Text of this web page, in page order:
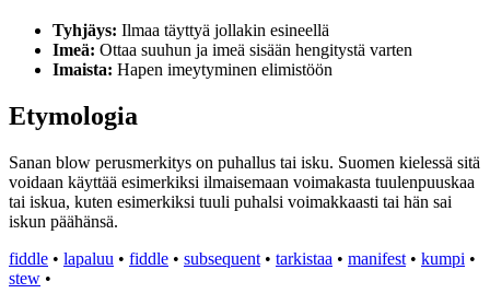
Tyhjäys: Ilmaa täyttyä jollakin esineellä
Imeä: Ottaa suuhun ja imeä sisään hengitystä varten
Imaista: Hapen imeytyminen elimistöön
Etymologia
Sanan blow perusmerkitys on puhallus tai isku. Suomen kielessä sitä
voidaan käyttää esimerkiksi ilmaisemaan voimakasta tuulenpuuskaa
tai iskua, kuten esimerkiksi tuuli puhalsi voimakkaasti tai hän sai
iskun päähänsä.
fiddle • lapaluu • fiddle • subsequent • tarkistaa • manifest • kumpi •
stew •